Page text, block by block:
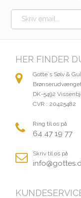
HER FINDER
Gotte´s Sølv &
DK-5492
CVR : 20425482
Ring til os på
64 47 19 77
Skriv til os på